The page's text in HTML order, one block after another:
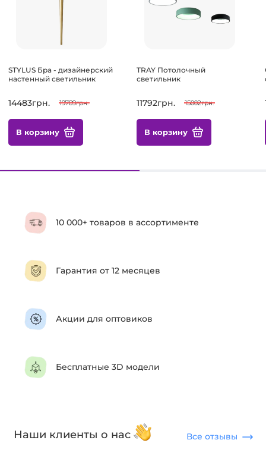
STYLUS Бра - дизайнерский
настенный светильник
14483грн. 19789грн.
В корзину
TRAY Потолочный
светильник
11792грн. 15002грн.
В корзину
10 000+ товаров в ассортименте
Гарантия от 12 месяцев
Акции для оптовиков
Бесплатные 3D модели
Наши клиенты о нас Все отзывы